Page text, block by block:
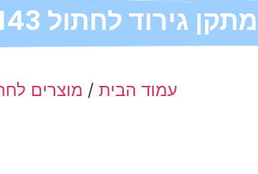
מתקן גירוד לחתול RN0143 – מתקן ענק צבע בז' – 170×50×50 סמ
עמוד הבית / מוצרים